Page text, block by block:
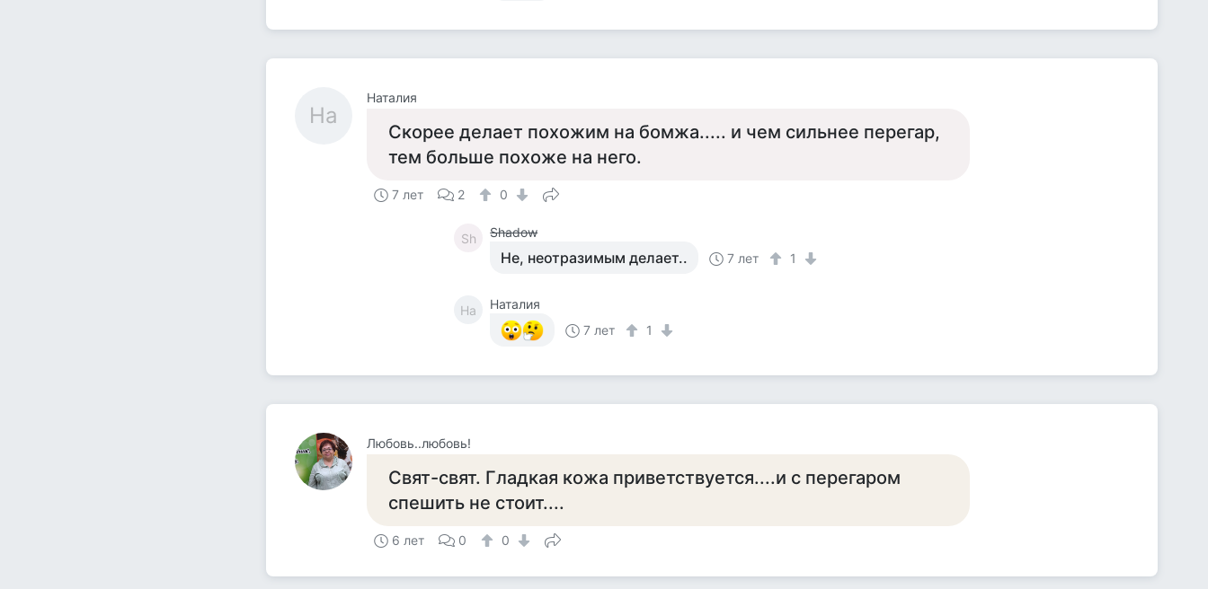
На
Наталия
Скорее делает похожим на бомжа..... и чем сильнее перегар,
тем больше похоже на него.
7 лет 2 0
Sh Shadow
Не, неотразимым делает.. 7 лет 1
На
Наталия
7 лет
1
Любовь..любовь!
Свят-свят. Гладкая кожа приветствуется....и с перегаром
спешить не стоит....
6 лет 0 0